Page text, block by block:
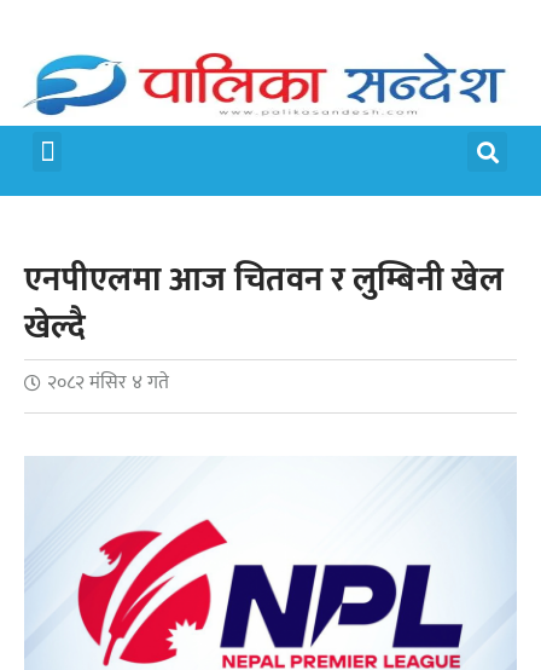
एनपीएलमा आज चितवन र लुम्बिनी खेल
खेल्दै
२०८२ मंसिर ४ गते